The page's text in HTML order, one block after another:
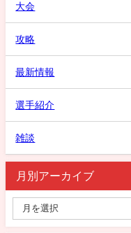
大会
攻略
最新情報
選手紹介
雑談
月別アーカイブ